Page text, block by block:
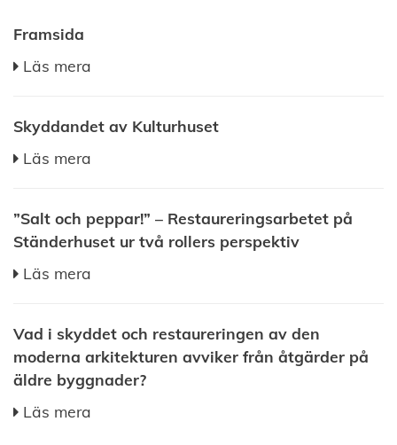
Framsida
Läs mera
Skyddandet av Kulturhuset
Läs mera
”Salt och peppar!” – Restaureringsarbetet på
Ständerhuset ur två rollers perspektiv
Läs mera
Vad i skyddet och restaureringen av den
moderna arkitekturen avviker från åtgärder på
äldre byggnader?
Läs mera